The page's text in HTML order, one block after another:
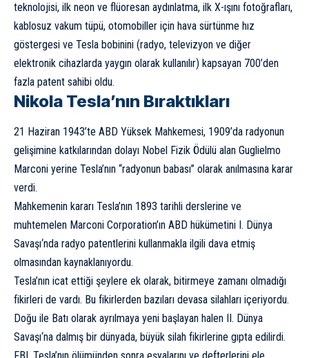
teknolojisi, ilk neon ve flüoresan aydınlatma, ilk X-ışını fotoğrafları,
kablosuz vakum tüpü, otomobiller için hava sürtünme hız
göstergesi ve Tesla bobinini (radyo, televizyon ve diğer
elektronik cihazlarda yaygın olarak kullanılır) kapsayan 700’den
fazla patent sahibi oldu.
Nikola Tesla’nın Bıraktıkları
21 Haziran 1943’te ABD Yüksek Mahkemesi, 1909’da radyonun
gelişimine katkılarından dolayı Nobel Fizik Ödülü alan Guglielmo
Marconi yerine Tesla’nın “radyonun babası” olarak anılmasına karar
verdi.
Mahkemenin kararı Tesla’nın 1893 tarihli derslerine ve
muhtemelen Marconi Corporation’ın ABD hükümetini I. Dünya
Savaşı‘nda radyo patentlerini kullanmakla ilgili dava etmiş
olmasından kaynaklanıyordu.
Tesla’nın icat ettiği şeylere ek olarak, bitirmeye zamanı olmadığı
fikirleri de vardı. Bu fikirlerden bazıları devasa silahları içeriyordu.
Doğu ile Batı olarak ayrılmaya yeni başlayan halen II. Dünya
Savaşı‘na dalmış bir dünyada, büyük silah fikirlerine gıpta edilirdi.